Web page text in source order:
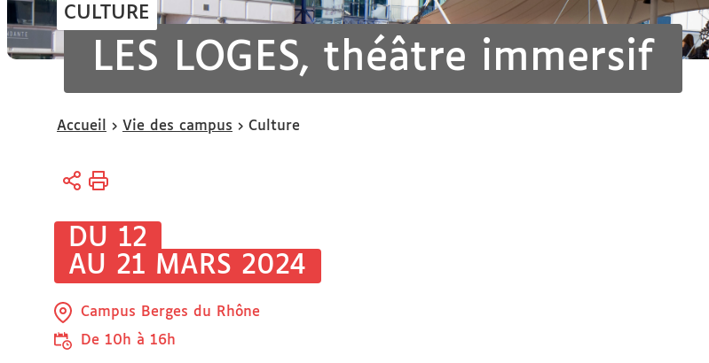
CULTURE
LES LOGES, théâtre immersif
Vous
ici :
Accueil Vie des campus Culture
DU 12
AU 21 MARS 2024
Campus Berges du Rhône
De 10h à 16h